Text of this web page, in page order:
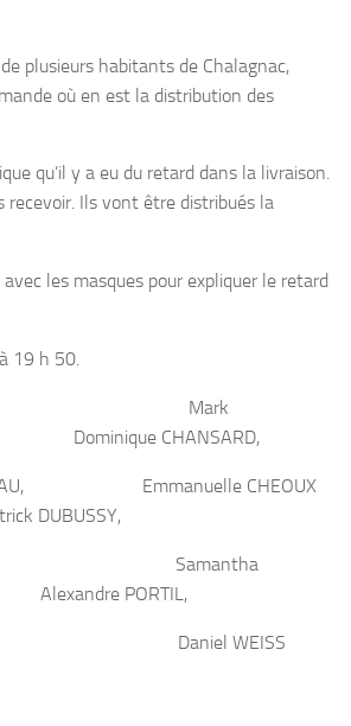
plusieurs habitants de Chalagnac,
où en est la distribution des
qu’il y a eu du retard dans la livraison.
recevoir. Ils vont être distribués la
les masques pour expliquer le retard
19 h 50.
Mark
CHANSARD,
Emmanuelle CHEOUX
Samantha
PORTIL,
Daniel WEISS